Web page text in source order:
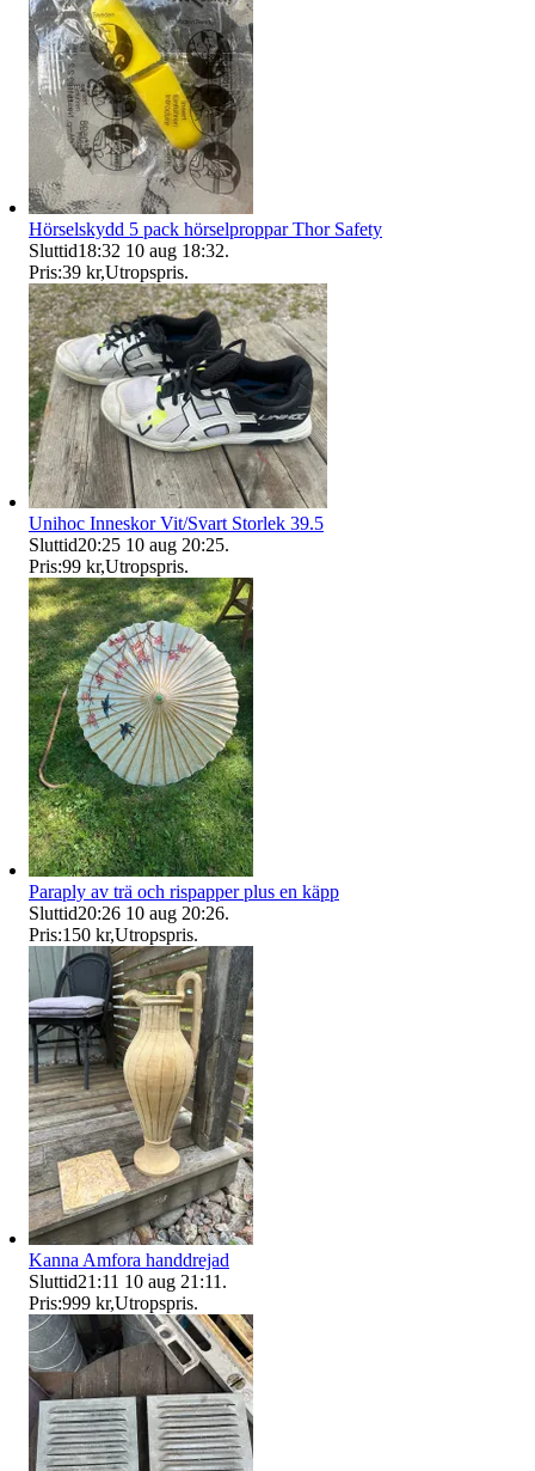
Hörselskydd 5 pack hörselproppar Thor Safety
Sluttid18:32 10 aug 18:32.
Pris:39 kr,Utropspris.
Unihoc Inneskor Vit/Svart Storlek 39.5
Sluttid20:25 10 aug 20:25.
Pris:99 kr,Utropspris.
Paraply av trä och rispapper plus en käpp
Sluttid20:26 10 aug 20:26.
Pris:150 kr,Utropspris.
Kanna Amfora handdrejad
Sluttid21:11 10 aug 21:11 .
Pris:999 kr,Utropspris.